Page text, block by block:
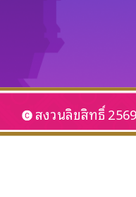
สงวนลิขสิทธิ์